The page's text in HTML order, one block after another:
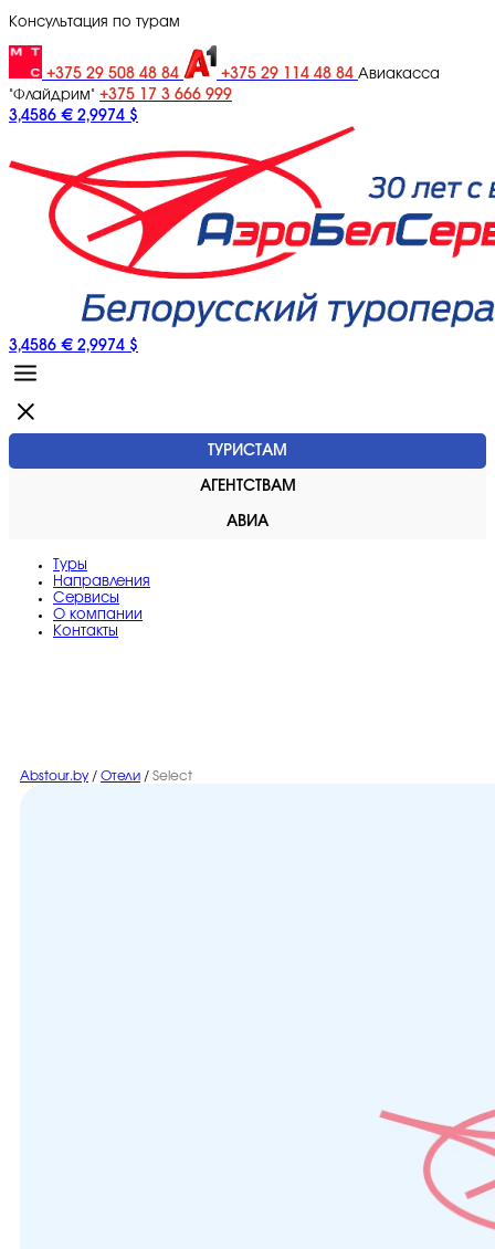
Консультация по турам
+375 29 508 48 84 +375 29 114 48 84 Авиакасса
"Флайдрим" +375 17 3 666 999
3,4586 € 2,9974 $
3,4586 € 2,9974 $
ТУРИСТАМ
АГЕНТСТВАМ
АВИА
Туры
Направления
Сервисы
O компании
Контакты
Abstour.by / Отели / Select